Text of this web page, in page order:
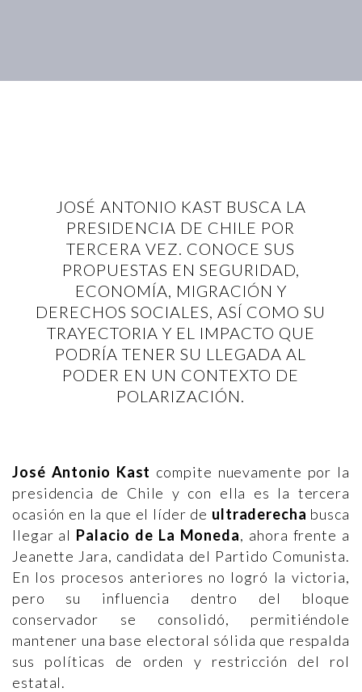
JOSÉ ANTONIO KAST BUSCA LA
PRESIDENCIA DE CHILE POR
TERCERA VEZ. CONOCE SUS
PROPUESTAS EN SEGURIDAD,
ECONOMÍA, MIGRACIÓN Y
DERECHOS SOCIALES, ASÍ COMO SU
TRAYECTORIA Y EL IMPACTO QUE
PODRÍA TENER SU LLEGADA AL
PODER EN UN CONTEXTO DE
POLARIZACIÓN.
José Antonio Kast compite nuevamente por la
presidencia de Chile y con ella es la tercera
ocasión en la que el líder de ultraderecha busca
llegar al Palacio de La Moneda, ahora frente a
Jeanette Jara, candidata del Partido Comunista.
En los procesos anteriores no logró la victoria,
pero su influencia dentro del bloque
conservador se consolidó, permitiéndole
mantener una base electoral sólida que respalda
sus políticas de orden y restricción del rol
estatal.